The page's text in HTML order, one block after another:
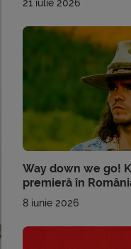
21 iulie 2026
Way down we go!
premieră în
8 iunie 2026